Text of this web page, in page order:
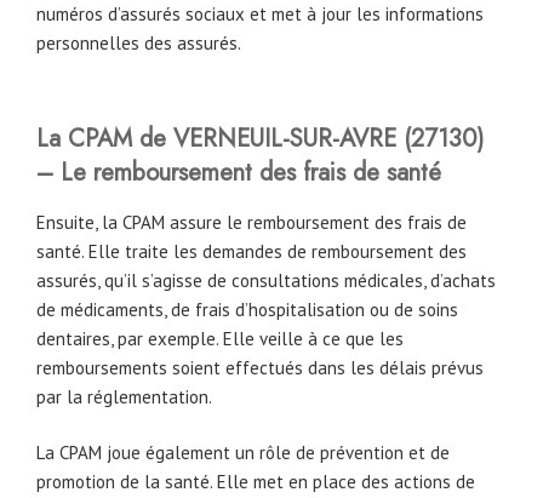
numéros d’assurés sociaux et met à jour les informations
personnelles des assurés.
La CPAM de VERNEUIL-SUR-AVRE (27130)
– Le remboursement des frais de santé
Ensuite, la CPAM assure le remboursement des frais de
santé. Elle traite les demandes de remboursement des
assurés, qu’il s’agisse de consultations médicales, d’achats
de médicaments, de frais d’hospitalisation ou de soins
dentaires, par exemple. Elle veille à ce que les
remboursements soient effectués dans les délais prévus
par la réglementation.
La CPAM joue également un rôle de prévention et de
promotion de la santé. Elle met en place des actions de